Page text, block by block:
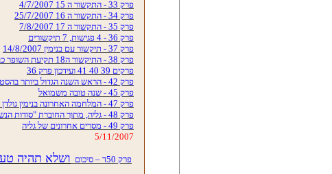
פרק 33 - התקשור ה 15 4/7/2007
פרק 34 - התקשור ה 16 25/7/2007
פרק 35 - התקשור ה 17 7/8/2007
פרק 36 - 4 פגישות, 7 תיקשורים
פרק 37 - תיקשור עם בנימין 14/8/2007
פרק 38 - התיקשור ה18 תקיעת השופר כבר התחילה
פרקים 39 40 41 ועידכון פרק 36
פרק 42 - הראש השנה הגדול ביותר בהסטוריה
פרק 45 - שנה טובה משמואל
פרק 47 - המלחמה האחרונה בנימין גולדן 18/9/2007
פרק 48 - גליה, מתוך החוברת "סודות הנשמה"
פרק 49 - מסרים אחרונים של גליה
5/11/2007
פרק 50ד – סיכום ושלא תהיה